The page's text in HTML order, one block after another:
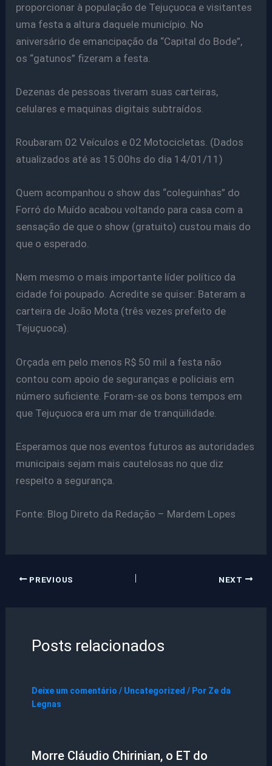
proporcionar à população de Tejuçuoca e visitantes
uma festa a altura daquele município. No
aniversário de emancipação da “Capital do Bode”,
os “gatunos” fizeram a festa.
Dezenas de pessoas tiveram suas carteiras,
celulares e maquinas digitais subtraídos.
Roubaram 02 Veículos e 02 Motocicletas. (Dados
atualizados até as 15:00hs do dia 14/01/11)
Quem acompanhou o show das “coleguinhas” do
Forró do Muído acabou voltando para casa com a
sensação de que o show (gratuito) custou mais do
que o esperado.
Nem mesmo o mais importante líder político da
cidade foi poupado. Acredite se quiser: Bateram a
carteira de João Mota (três vezes prefeito de
Tejuçuoca).
Orçada em pelo menos R$ 50 mil a festa não
contou com apoio de seguranças e policiais em
número suficiente. Foram-se os bons tempos em
que Tejuçuoca era um mar de tranqüilidade.
Esperamos que nos eventos futuros as autoridades
municipais sejam mais cautelosas no que diz
respeito a segurança.
Fonte: Blog Direto da Redação – Mardem Lopes
PREVIOUS NEXT
Posts relacionados
Deixe um comentário / Uncategorized / Por Ze da
Legnas
Morre Cláudio Chirinian, o ET do